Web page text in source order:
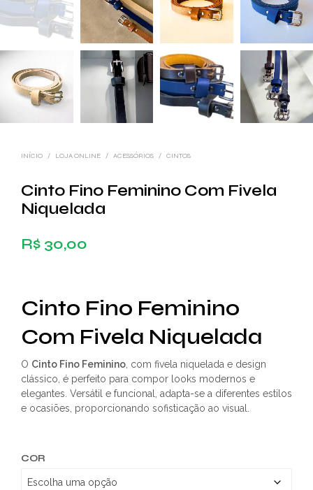
INÍCIO / LOJA ONLINE / ACESSÓRIOS / CINTOS
Cinto Fino Feminino Com Fivela
Niquelada
R$ 30,00
Cinto Fino Feminino
Com Fivela Niquelada
O Cinto Fino Feminino, com fivela niquelada e design
clássico, é perfeito para compor looks modernos e
elegantes. Versátil e funcional, adapta-se a diferentes estilos
e ocasiões, proporcionando sofisticação ao visual.
COR